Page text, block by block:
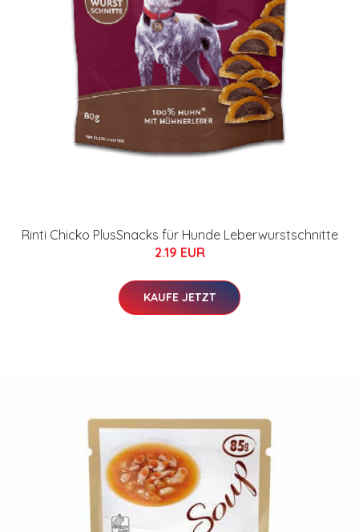
Rinti Chicko PlusSnacks für Hunde Leberwurstschnitte
2.19 EUR
KAUFE JETZT